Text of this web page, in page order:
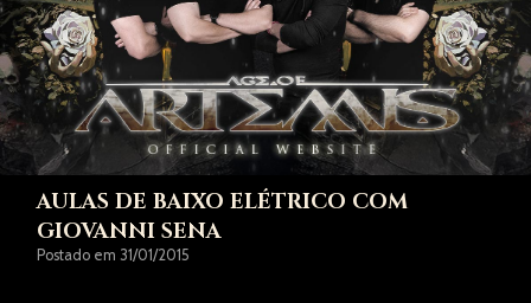
DISCOGRAFIA
FOTOS
VÍDEOS
LOJA
CONTATOS
AULAS DE BAIXO ELÉTRICO COM
GIOVANNI SENA
Postado em 31/01/2015